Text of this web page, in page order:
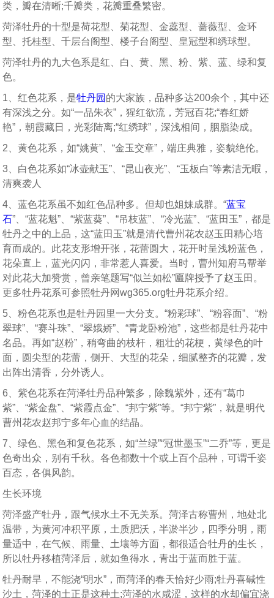
类，瓣在清晰;千瓣类，花瓣重叠繁密。
菏泽牡丹的十型是荷花型、菊花型、金蕊型、蔷薇型、金环
型、托桂型、千层台阁型、楼子台阁型、皇冠型和绣球型。
菏泽牡丹的九大色系是红、白、黄、黑、粉、紫、蓝、绿和复
色。
1、红色花系，是牡丹园 的大家族，品种多达200余个，其中还
有深浅之分。如“一品朱衣”，猩红欲流，芳冠百花;“春红娇
艳”，朝霞藏日，光彩陆离;“红绣球”，深浅相间，胭脂染成。
2、黄色花系，如“姚黄”、“金玉交章”，端庄典雅，姿貌绝伦。
3、白色花系如“冰壶献玉”、“昆山夜光”、“玉板白”等素洁无暇，
清爽袭人
4、蓝色花系虽不如红色品种多。但却也姐妹成群。“蓝宝
石”、“蓝花魁”、“紫蓝葵”、“吊枝蓝”、“冷光蓝”、“蓝田玉”，都是
牡丹之中的上品，这“蓝田玉”就是清代曹州花农赵玉田精心培
育而成的。此花支形增开张，花蕾圆大，花开时呈浅粉蓝色，
花朵直上，蓝光闪闪，非常惹人喜爱。当时，曹州知府马帮举
对此花大加赞赏，曾亲笔题写“似兰如松”匾牌授予了赵玉田。
更多牡丹花系可参照牡丹网wg365.org牡丹花系介绍。
5、粉色花系也是牡丹园里一大分支。“粉彩球”、“粉容面”、“粉
翠球”、“赛斗珠”、“翠娥娇”、“青龙卧粉池”，这些都是牡丹花中
名品。再如“赵粉”，稍弯曲的枝杆，粗壮的花梗，黄绿色的叶
面，圆尖型的花蕾，侧开、大型的花朵，细腻整齐的花瓣，发
出阵出清香，分外诱人。
6、紫色花系在菏泽牡丹品种繁多，除魏紫外，还有“葛巾
紫”、“紫金盘”、“紫霞点金”、“邦宁紫”等。“邦宁紫”，就是明代
曹州花农赵邦宁多年心血的结晶。
7、绿色、黑色和复色花系，如“兰绿”“冠世墨玉”“二乔”等，更是
色奇出众，别有千秋。各色都数十个或上百个品种，可谓千姿
百态，各俱风韵。
生长环境
菏泽盛产牡丹，跟气候水土不无关系。菏泽古称曹州，地处北
温带，为黄河冲积平原，土质肥沃，半淤半沙，四季分明，雨
量适中，在气候、雨量、土壤等方面，都很适合牡丹的生长，
所以牡丹移植菏泽后，就如鱼得水，青出于蓝而胜于蓝。
牡丹耐旱，不能浇“明水”，而菏泽的春天恰好少雨;牡丹喜碱性
沙土，菏泽的土正是这种土;菏泽的水咸涩，这样的水却偏宜浇